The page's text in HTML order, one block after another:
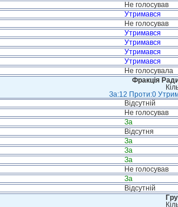
Не голосував
Утримався
Не голосував
Утримався
Утримався
Утримався
Утримався
Не голосувала
Фракція
За:12 Проти:0
Відсутній
Не голосував
За
Відсутня
За
За
За
Не голосував
За
Відсутній